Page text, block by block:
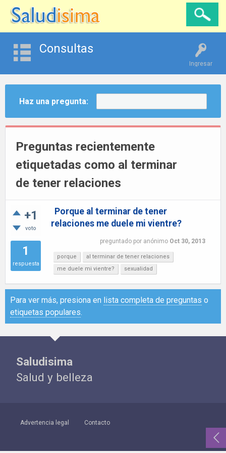
Ingresar
Consultas
Haz una pregunta:
Preguntas recientemente
etiquetadas como al terminar
de tener relaciones
+1
voto
1
respuesta
Porque al terminar de tener
relaciones me duele mi vientre?
preguntado por anónimo Oct 30, 2013
porque
al terminar de tener relaciones
me duele mi vientre?
sexualidad
Para ver más, presiona en lista completa de preguntas o
etiquetas populares.
Saludisima
Salud y belleza
Advertencia legal Contacto